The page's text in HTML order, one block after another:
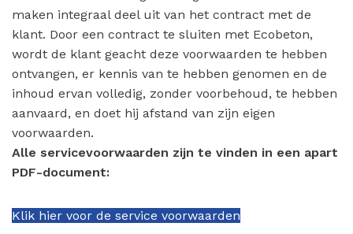
maken integraal deel uit van het contract met de
klant. Door een contract te sluiten met Ecobeton,
wordt de klant geacht deze voorwaarden te hebben
ontvangen, er kennis van te hebben genomen en de
inhoud ervan volledig, zonder voorbehoud, te hebben
aanvaard, en doet hij afstand van zijn eigen
voorwaarden.
Alle servicevoorwaarden zijn te vinden in een apart
PDF-document:
Klik hier voor de service voorwaarden